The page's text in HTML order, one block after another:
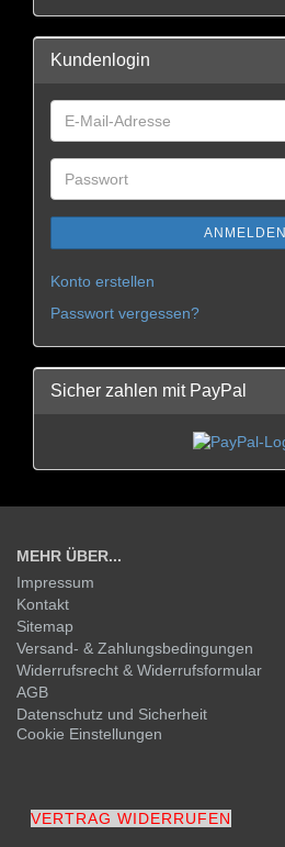
Kundenlogin
ANMELDEN
Konto erstellen
Passwort vergessen?
Sicher zahlen mit PayPal
MEHR ÜBER...
Impressum
Kontakt
Sitemap
Versand- & Zahlungsbedingungen
Widerrufsrecht & Widerrufsformular
AGB
Datenschutz und Sicherheit
Cookie Einstellungen
VERTRAG WIDERRUFEN